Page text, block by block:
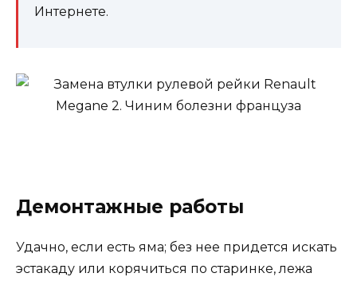
Интернете.
Демонтажные работы
Удачно, если есть яма; без нее придется искать
эстакаду или корячиться по старинке, лежа